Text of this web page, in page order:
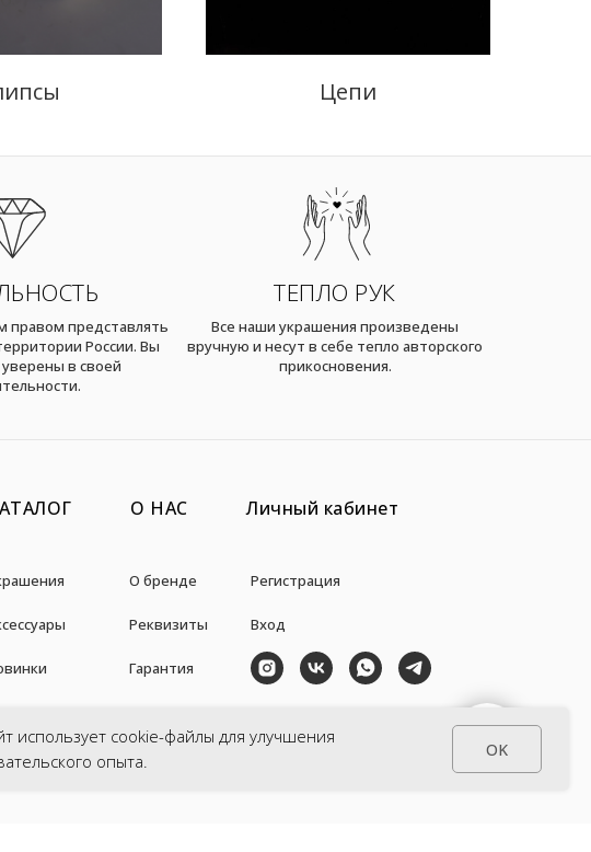
Цепи
представлять
России. Вы
в своей
ТЕПЛО РУК
Все наши украшения произведены
вручную и несут в себе тепло авторского
прикосновения.
О НАС
О бренде
Личный кабинет
Вход
Реквизиты
Гарантия
Регистрация
использует cookie-файлы для улучшения
опыта.
OK
СВЯЗАТЬСЯ С НАМИ